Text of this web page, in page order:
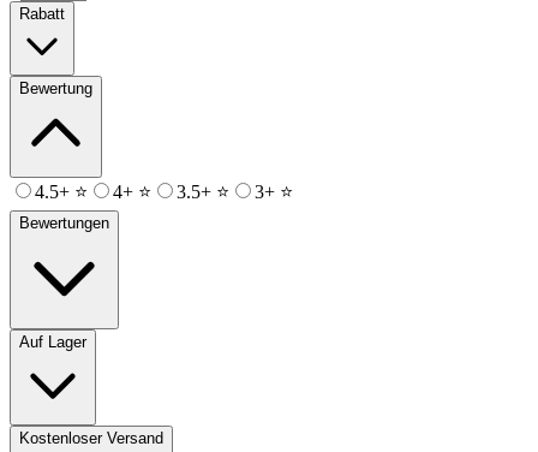
Rabatt
Bewertung
4.5+ ⭐ 4+ ⭐ 3.5+ ⭐ 3+ ⭐
Bewertungen
Auf Lager
Kostenloser Versand